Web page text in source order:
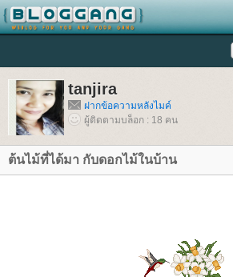
tanjira
ฝากข้อความหลังไมค์
ผู้ติดตามบล็อก : 18 คน
ต้นไม้ที่ได้มา กับดอกไม้ในบ้าน